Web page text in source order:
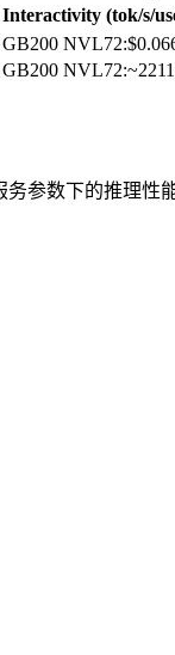
Interactivity (tok/s/
GB200 NVL72:
GB200 NVL72:~2211
参数下的推理性